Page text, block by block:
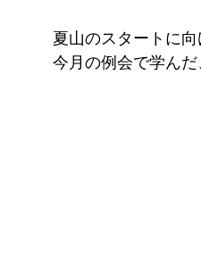
夏山のスタートに
今月の例会で学ん